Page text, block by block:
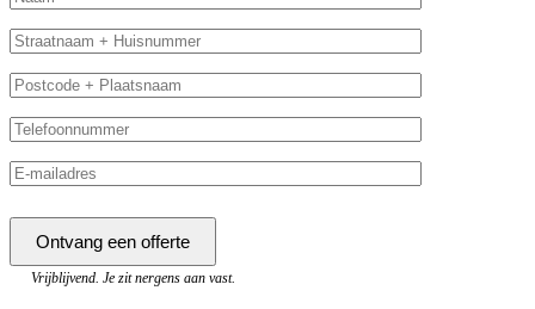
Vrijblijvend. Je zit nergens aan vast.